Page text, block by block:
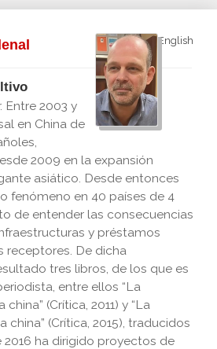
English
Entre 2003 y
en China de
2009 en la expansión
asiático. Desde entonces
fenómeno en 40 países de 4
de entender las consecuencias
y préstamos
receptores. De dicha
tres libros, de los que es
entre ellos “La
(Crítica, 2011) y “La
(Crítica, 2015), traducidos
2016 ha dirigido proyectos de